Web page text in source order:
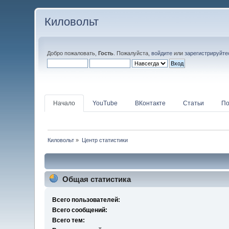
Киловольт
Добро пожаловать,Гость . Пожалуйста,войдите или
Начало YouTube ВКонтакте Статьи
Киловольт » Центр статистики
Общая статистика
Всего пользователей:
Всего сообщений:
Всего тем: